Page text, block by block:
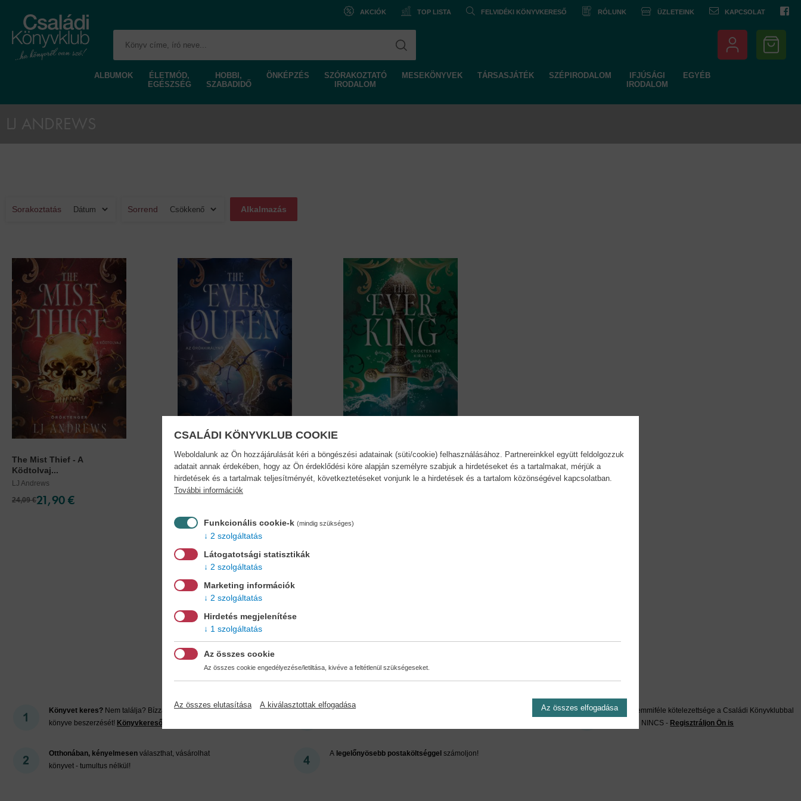
AKCIÓK TOP LISTA FELVIDÉKI KÖNYVKERESŐ RÓLUNK ÜZLETEINK KAPCSOLAT
ALBUMOK
ÉLETMÓD,
EGÉSZSÉG
HOBBI,
SZABADIDŐ
ÖNKÉPZÉS
SZÓRAKOZTATÓ
IRODALOM
MESEKÖNYVEK TÁRSASJÁTÉK SZÉPIRODALOM
IFJÚSÁGI
IRODALOM
EGYÉB
Sorakoztatás Sorrend
The Mist Thief - A
Ködtolvaj...
LJ Andrews
24,09 €21,90 €
The Ever Queen - Az...
The Ever King -
Öröktenger...
LJ Andrews
Miért regisztráljon az oldalunkon?
Könyvet keres? Nem találja? Bízza ránk kedvenc
könyve beszerzését! Könyvkereső-szolgálat
Otthonában, kényelmesen választhat, vásárolhat
könyvet - tumultus nélkül!
Kedvezmények, nyereményjátékok, bónuszok
A legelőnyösebb postaköltséggel számoljon!
Önnek semmiféle kötelezettsége a Családi Könyvklubbal
szemben NINCS - Regisztráljon Ön is
CSALÁDI KÖNYVKLUB COOKIE
Weboldalunk az Ön hozzájárulását kéri a böngészési adatainak (süti/cookie) felhasználásához. Partnereinkkel együtt feldolgozzuk
adatait annak érdekében, hogy az Ön érdeklődési köre alapján személyre szabjuk a hirdetéseket és a tartalmakat, mérjük a
hirdetések és a tartalmak teljesítményét, következtetéseket vonjunk le a hirdetések és a tartalom közönségével kapcsolatban.
További információk
Funkcionális cookie-k (mindig szükséges)
2 szolgáltatás
Látogatotsági statisztikák
2 szolgáltatás
Marketing információk
2 szolgáltatás
Hirdetés megjelenítése
1 szolgáltatás
Az összes cookie
Az összes cookie engedélyezése/letiltása, kivéve a feltétlenül szükségeseket.
Az összes elutasítása A kiválasztottak elfogadása Az összes elfogadása